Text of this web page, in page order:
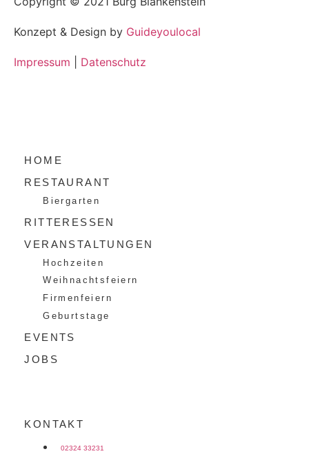
Konzept & Design by Guideyoulocal
Impressum Datenschutz
HOME
RESTAURANT
Biergarten
RITTERESSEN
VERANSTALTUNGEN
Hochzeiten
Weihnachtsfeiern
Firmenfeiern
Geburtstage
EVENTS
JOBS
KONTAKT
02324 33231